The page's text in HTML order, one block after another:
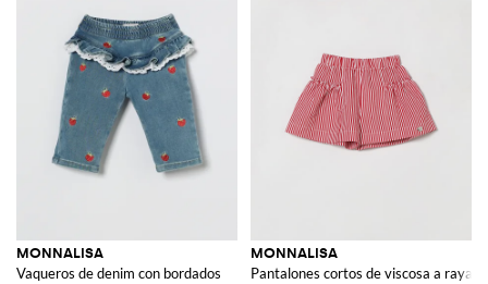
MONNALISA
Vaqueros de denim con bordados
MONNALISA
Pantalones cortos de viscosa a rayas